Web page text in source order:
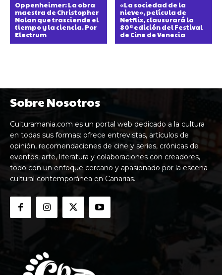
Oppenheimer: La obra
maestra de Christopher
Nolan que trasciende el
tiempo y la ciencia. Por
Electrum
«La sociedad de la
nieve», película de
Netflix, clausurará la
80ª edición del Festival
de Cine de Venecia
Sobre Nosotros
Culturamania.com es un portal web dedicado a la cultura
en todas sus formas: ofrece entrevistas, artículos de
opinión, recomendaciones de cine y series, crónicas de
eventos, arte, literatura y colaboraciones con creadores,
todo con un enfoque cercano y apasionado por la escena
cultural contemporánea en Canarias.